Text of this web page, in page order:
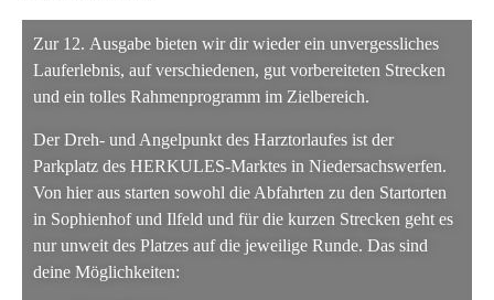
Zur 12. Ausgabe bieten wir dir wieder ein unvergessliches
Lauferlebnis, auf verschiedenen, gut vorbereiteten Strecken
und ein tolles Rahmenprogramm im Zielbereich.
Der Dreh- und Angelpunkt des Harztorlaufes ist der
Parkplatz des HERKULES-Marktes in Niedersachswerfen.
Von hier aus starten sowohl die Abfahrten zu den Startorten
in Sophienhof und Ilfeld und für die kurzen Strecken geht es
nur unweit des Platzes auf die jeweilige Runde. Das sind
deine Möglichkeiten: